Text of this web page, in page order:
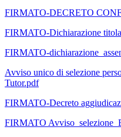
FIRMATO-DECRETO
FIRMATO-Dichiarazione
FIRMATO-
Avviso unico di selezione
Tutor.pdf
FIRMATO-Decreto
FIRMATO